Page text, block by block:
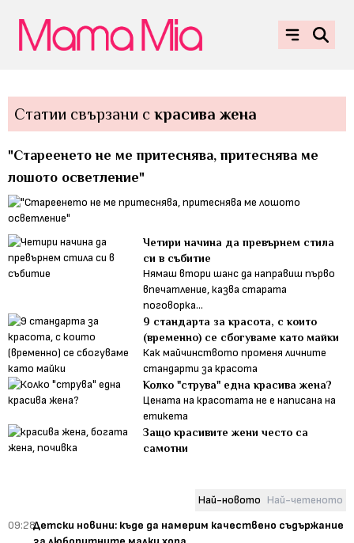
Статии свързани с красива жена
"Стареенето не ме притеснява, притеснява ме
лошото осветление"
Четири начина да превърнем стила
си в събитие
Нямаш втори шанс да направиш първо
впечатление, казва старата
поговорка...
9 стандарта за красота, с които
(временно) се сбогуваме като майки
Как майчинството променя личните
стандарти за красота
Колко "струва" една красива жена?
Цената на красотата не е написана на
етикета
Защо красивите жени често са
самотни
Най-новото Най-четеното
09:28Детски новини: къде да намерим качествено съдържание